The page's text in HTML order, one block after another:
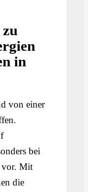
in
von einer
bei
vor. Mit
die